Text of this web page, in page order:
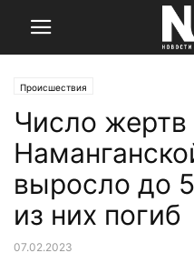
Происшествия
Число жертв
выросло до
из них погиб
07.02.2023